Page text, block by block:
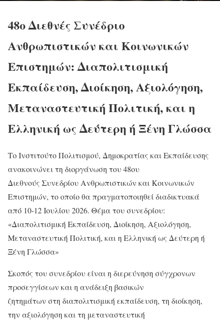
48ο Διεθνές Συνέδριο
Ανθρωπιστικών και Κοινωνικών
Επιστημών: Διαπολιτισμική
Εκπαίδευση, Διοίκηση, Αξιολόγηση,
Μεταναστευτική Πολιτική, και η
Ελληνική ως Δεύτερη ή Ξένη Γλώσσα
Το Ινστιτούτο Πολιτισμού, Δημοκρατίας και Εκπαίδευσης
ανακοινώνει τη διοργάνωση του 48ου
Διεθνούς Συνεδρίου Ανθρωπιστικών και Κοινωνικών
Επιστημών, το οποίο θα πραγματοποιηθεί διαδικτυακά
από 10-12 Ιουλίου 2026. Θέμα του συνεδρίου:
«Διαπολιτισμική Εκπαίδευση, Διοίκηση, Αξιολόγηση,
Μεταναστευτική Πολιτική, και η Ελληνική ως Δεύτερη ή
Ξένη Γλώσσα»
Σκοπός του συνεδρίου είναι η διερεύνηση σύγχρονων
προσεγγίσεων και η ανάδειξη βασικών
ζητημάτων στη διαπολιτισμική εκπαίδευση, τη διοίκηση,
την αξιολόγηση και τη μεταναστευτική